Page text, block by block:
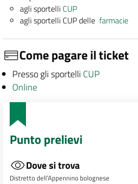
agli sportelli CUP
agli sportelli CUP dellefarmacie
Come pagare il ticket
Presso gli sportelli CUP
Online
Punto prelievi
Dove si trova
Distretto dell’Appennino bolognese